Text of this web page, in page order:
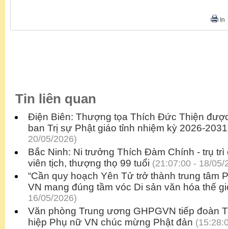
In
Tin liên quan
Điện Biên: Thượng tọa Thích Đức Thiện
ban Trị sự Phật giáo tỉnh nhiệm kỳ 2026-2031
20/05/2026)
Bắc Ninh: Ni trưởng Thích Đàm Chính - trụ
viên tịch, thượng thọ 99 tuổi (21:07:00 - 18/05/
“Cần quy hoạch Yên Tử trở thành trung tâm
VN mang đúng tầm vóc Di sản văn hóa thế
16/05/2026)
Văn phòng Trung ương GHPGVN tiếp đoàn
hiệp Phụ nữ VN chúc mừng Phật đản